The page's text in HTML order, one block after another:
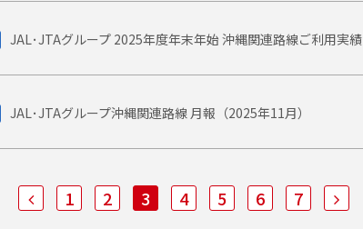
JAL･JTAグループ 2025年度年末年始 沖縄関連路線ご利用実績
JAL･JTAグループ沖縄関連路線 月報（2025年11月）
1 2 3 4 5 6 7